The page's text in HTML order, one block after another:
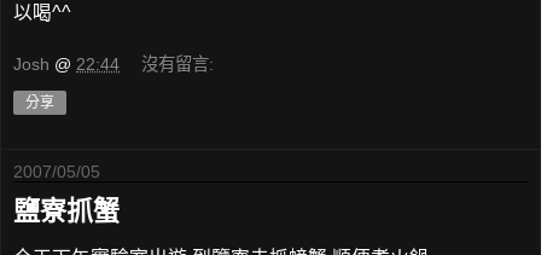
以喝^^
Josh @ 22:44 沒有留言:
分享
2007/05/05
鹽寮抓蟹